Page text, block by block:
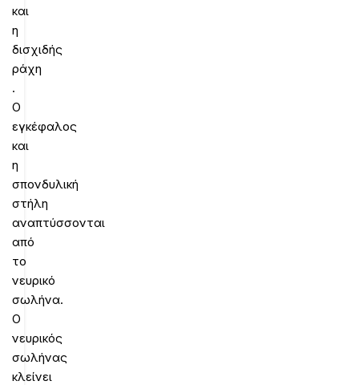
και
η
δισχιδής
ράχη
.
Ο
εγκέφαλος
και
η
σπονδυλική
στήλη
αναπτύσσονται
από
το
νευρικό
σωλήνα.
Ο
νευρικός
σωλήνας
κλείνει